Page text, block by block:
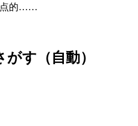
点的……
す（自動）